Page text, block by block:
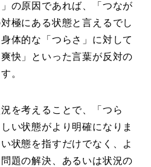
の原因であれば、「つなが
極にある状態と言えるでし
体的な「つらさ」に対して
快」といった言葉が反対の
。
を考えることで、「つら
い状態がより明確になりま
状態を指すだけでなく、よ
題の解決、あるいは状況の